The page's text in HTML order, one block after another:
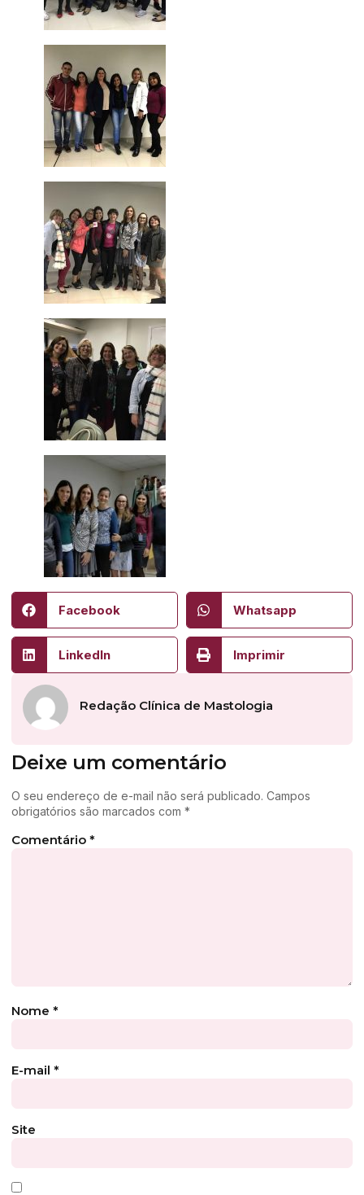
Facebook Whatsapp
LinkedIn Imprimir
Redação Clínica de Mastologia
Deixe um comentário
O seu endereço de e-mail não será publicado. Campos
obrigatórios são marcados com *
Comentário *
Nome *
E-mail *
Site